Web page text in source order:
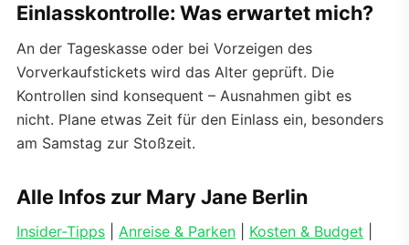
Einlasskontrolle: Was erwartet mich?
An der Tageskasse oder bei Vorzeigen des
Vorverkaufstickets wird das Alter geprüft. Die
Kontrollen sind konsequent – Ausnahmen gibt es
nicht. Plane etwas Zeit für den Einlass ein, besonders
am Samstag zur Stoßzeit.
Alle Infos zur Mary Jane Berlin
Insider-Tipps Anreise & Parken Kosten & Budget